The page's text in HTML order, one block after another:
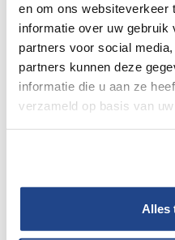
en om ons websiteverkeer
informatie over uw gebruik
partners voor social
partners kunnen deze
informatie die u aan ze
verzameld op basis van
Alles